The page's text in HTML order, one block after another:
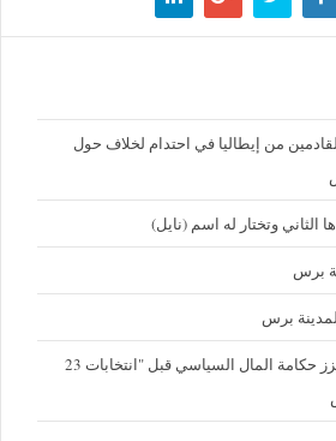
من إيطاليا في احتدام لخلاف حول
وتختار له اسم (نايل)
برس
برس
تدقيق حسابات الأحزاب يعزز حكامة المال السياسي قبل "انتخابات 23